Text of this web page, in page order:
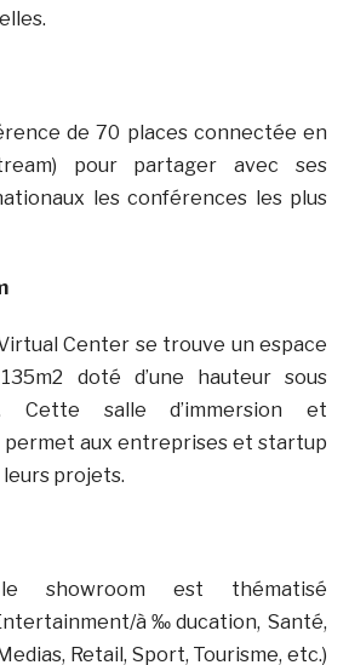
de 70 places connectée en
pour partager avec ses
les conférences les plus
Center se trouve un espace
doté d’une hauteur sous
Cette salle d’immersion et
permet aux entreprises et startup
projets.
showroom est thématisé
à‰ducation, Santé,
Retail, Sport, Tourisme, etc.)